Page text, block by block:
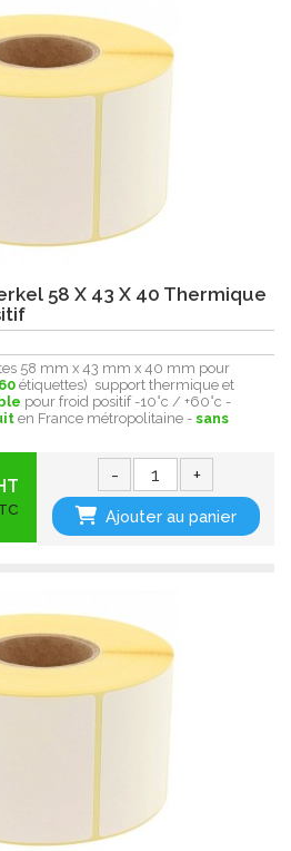
58 X 43 X 40 Thermique
58 mm x 43 mm x 40 mm pour
étiquettes) support thermique et
pour froid positif -10°c / +60°c -
en France métropolitaine - sans
- +
Ajouter au panier